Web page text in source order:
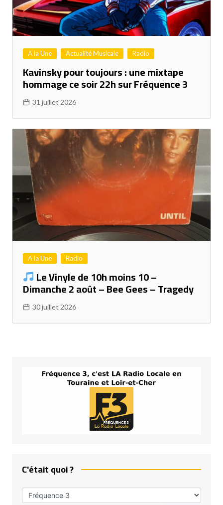
A la Une Actualité Musicale Radio
Kavinsky pour toujours : une mixtape
hommage ce soir 22h sur Fréquence 3
31 juillet 2026
A la Une Radio
Le Vinyle de 10h moins 10 –
Dimanche 2 août – Bee Gees – Tragedy
30 juillet 2026
C'était quoi ?